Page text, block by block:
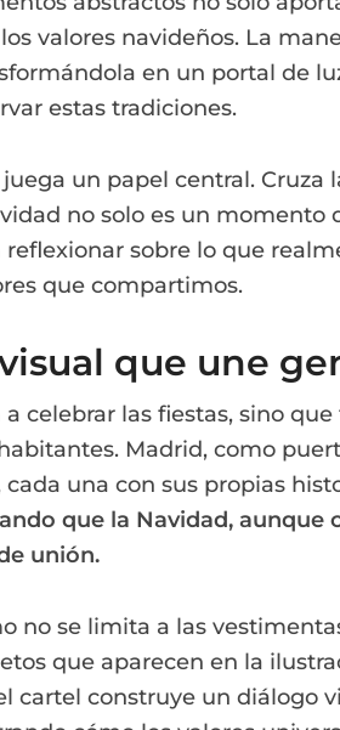
valores navideños. La
en un portal de
estas tradiciones.
un papel central. Cruza
no solo es un momento
sobre lo que
que compartimos.
que une
celebrar las fiestas, sino
Madrid, como
una con sus propias
que la Navidad, aunque
unión.
no se limita a las
que aparecen en la
cartel construye un diálogo